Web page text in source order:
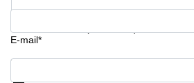
Meeting
E-mail*
Mostra prezzi e maggiori informazioni